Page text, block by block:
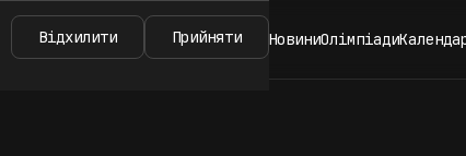
НовиниОлімпіади
Відхилити Прийняти